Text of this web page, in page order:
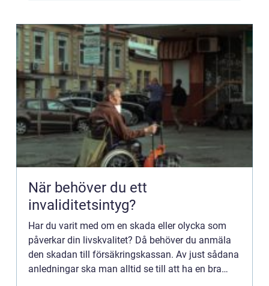
När behöver du ett
invaliditetsintyg?
Har du varit med om en skada eller olycka som
påverkar din livskvalitet? Då behöver du anmäla
den skadan till försäkringskassan. Av just sådana
anledningar ska man alltid se till att ha en bra